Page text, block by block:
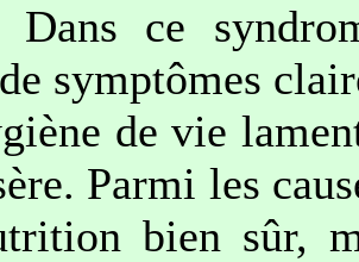
Dans ce
symptômes
de vie
Parmi les
bien sûr,